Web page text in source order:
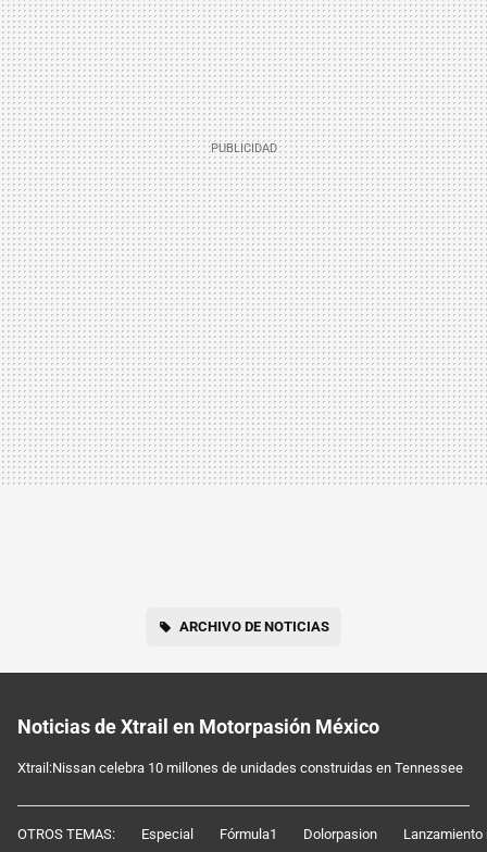
ARCHIVO DE NOTICIAS
Noticias de Xtrail en Motorpasión México
Xtrail:Nissan celebra 10 millones de unidades construidas en Tennessee
OTROS TEMAS: Especial Fórmula1 Dolorpasion Lanzamiento